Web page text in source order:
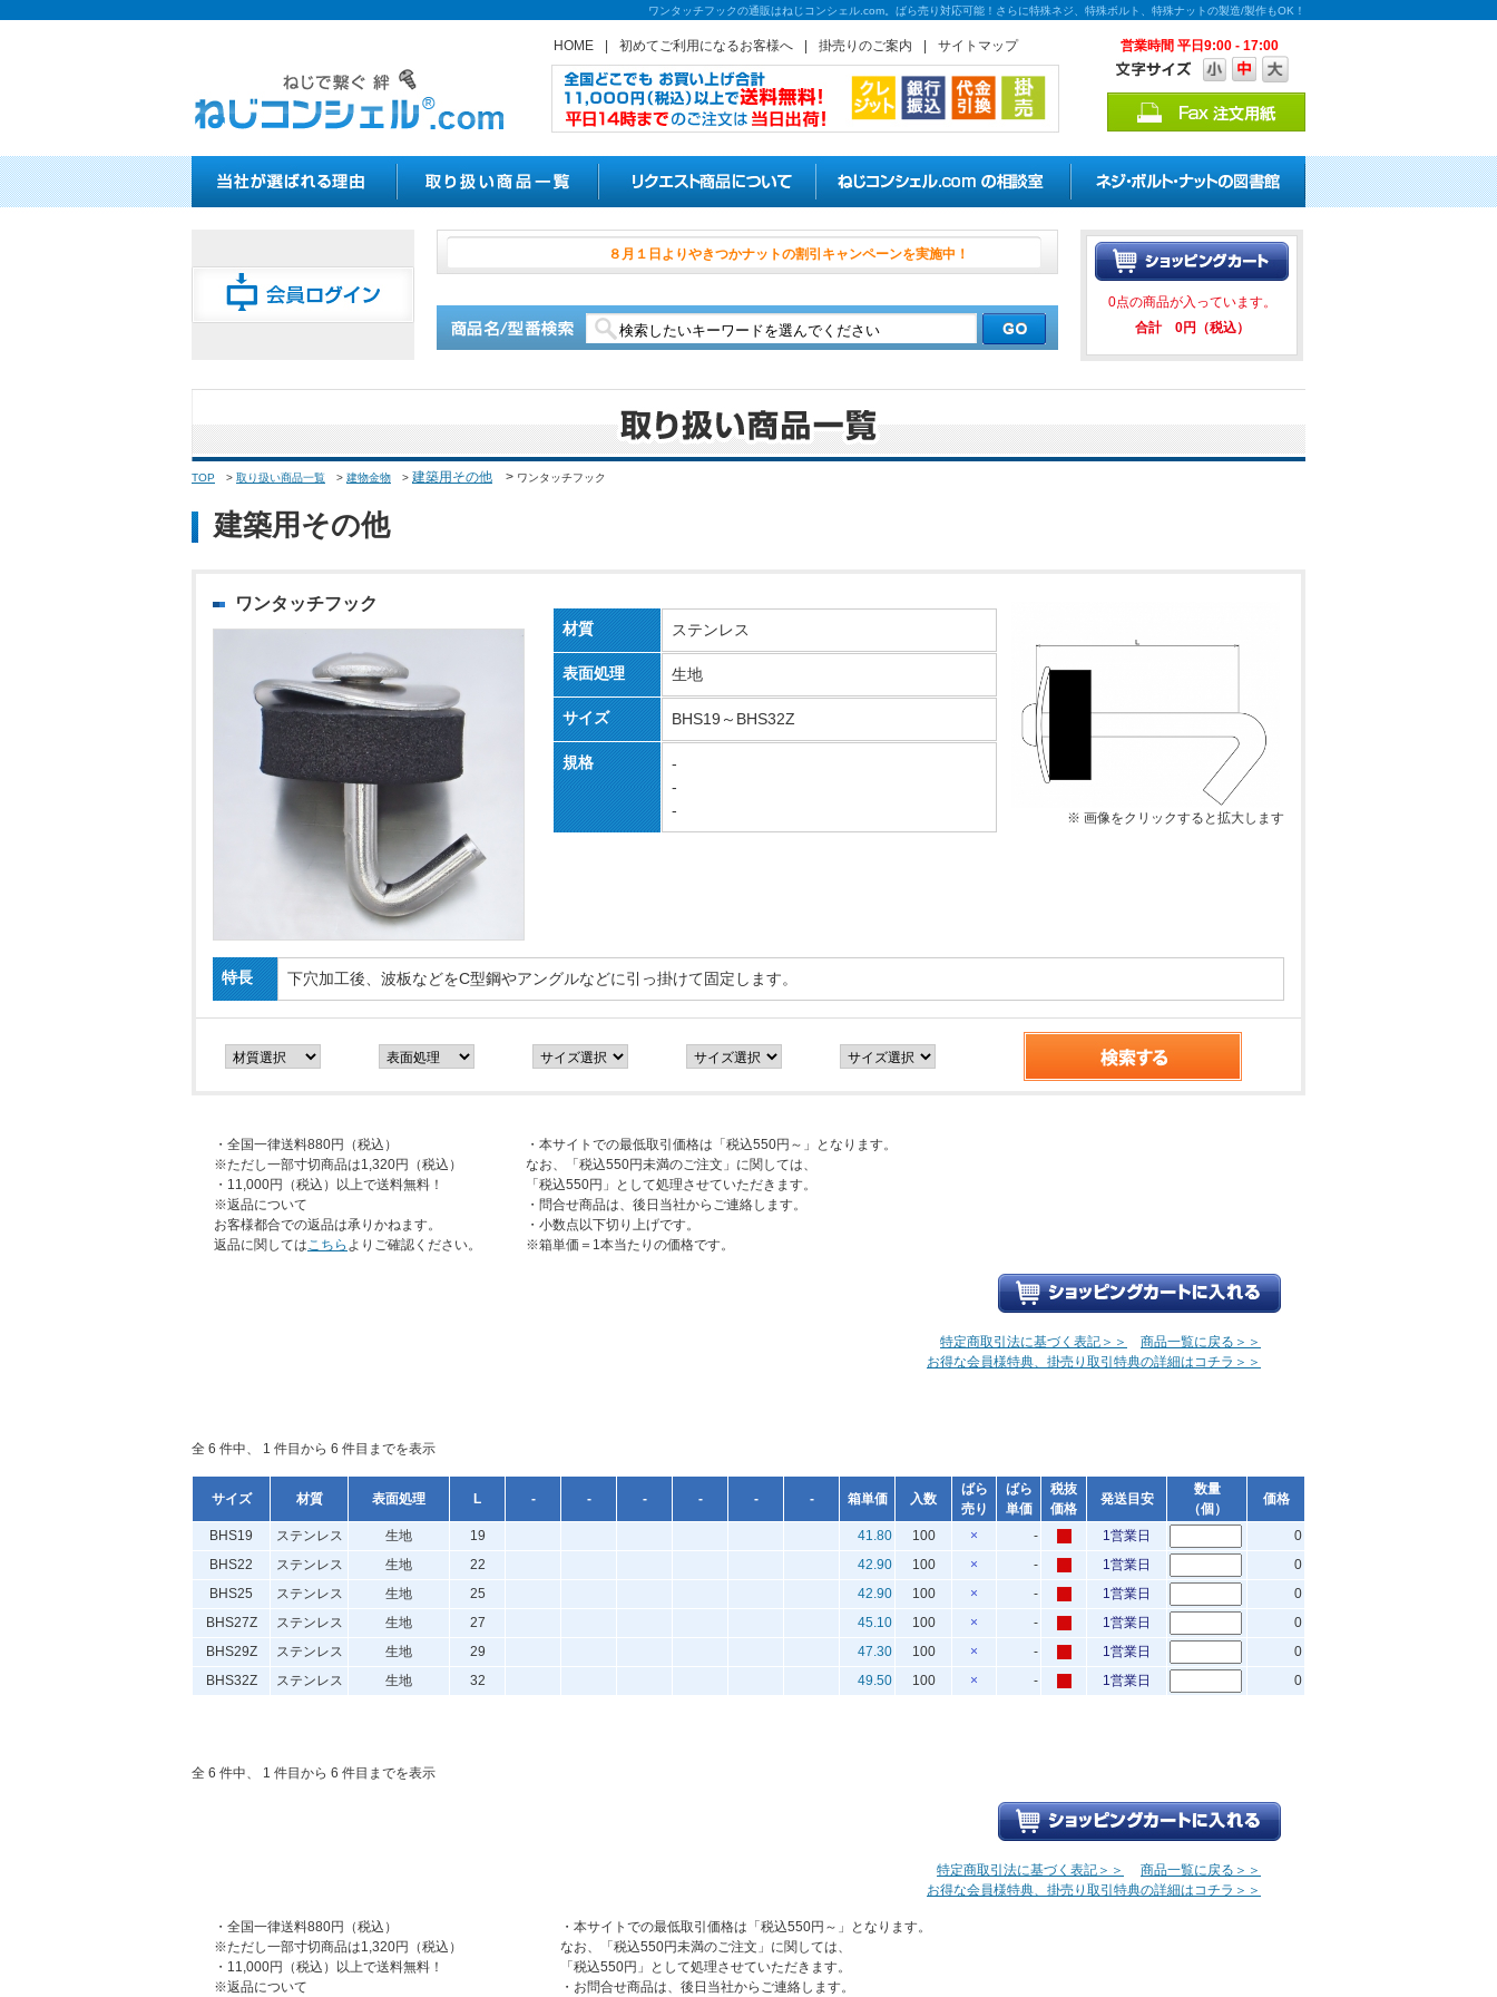
ワンタッチフックの通販はねじコンシェル.com。ばら売り対応可能！さらに特殊ネジ、特殊ボルト、特殊ナットの製造/製作もOK！
HOME 初めてご利用になるお客様へ 掛売りのご案内 サイトマップ 営業時間 平日9:00 - 17:00
８月１日よりやきつかナットの割引キャンペーンを実施
0点の商品が入っています。
合計 0円（税込）
TOP > 取り扱い商品一覧 > 建物金物 > 建築用その他 > ワンタッチフック
建築用その他
ワンタッチフック
材質 ステンレス
表面処理 生地
サイズ BHS19～BHS32Z
規格
-
-
-
※ 画像をクリックすると拡大します
特長 下穴加工後、波板などをC型鋼やアングルなどに引っ掛けて固定します。
・全国一律送料880円（税込）
※ただし一部寸切商品は1,320円（税込）
・11,000円（税込）以上で送料無料！
※返品について
お客様都合での返品は承りかねます。
返品に関してはこちら よりご確認ください。
・本サイトでの最低取引価格は「税込550円～」となります。
なお、「税込550円未満のご注文」に関しては、
「税込550円」として処理させていただきます。
・問合せ商品は、後日当社からご連絡します。
・小数点以下切り上げです。
※箱単価＝1本当たりの価格です。
特定商取引法に基づく表記＞＞
商品一覧に戻る＞＞
お得な会員様特典、掛売り取引特典の詳細はコチラ＞＞
全 6 件中、 1 件目から 6 件目までを表示
サイズ 材質 表面処理 L - - - - - - 箱単価 入数
ばら
売り
ばら
単価
税抜
価格
発送目安
数量
（個）
価格
BHS19 ステンレス 生地 19 41.80 100 × - 1営業日
0
BHS22
ステンレス 生地 22 42.90 100 × - 1営業日
0
BHS25
ステンレス 生地 25 42.90 100 × - 1営業日
0
BHS27Z
ステンレス 生地 27 45.10 100 × - 1営業日
0
BHS29Z
ステンレス 生地 29 47.30 100 × - 1営業日
0
BHS32Z
ステンレス 生地 32 49.50 100 × - 1営業日 0
全 6 件中、 1 件目から 6 件目までを表示
特定商取引法に基づく表記＞＞
商品一覧に戻る＞＞
お得な会員様特典、掛売り取引特典の詳細はコチラ＞＞
・全国一律送料880円（税込）
※ただし一部寸切商品は1,320円（税込）
・11,000円（税込）以上で送料無料！
※返品について
・本サイトでの最低取引価格は「税込550円～」となります。
なお、「税込550円未満のご注文」に関しては、
「税込550円」として処理させていただきます。
・お問合せ商品は、後日当社からご連絡します。